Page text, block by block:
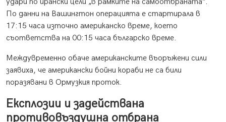
По данни на Вашингтон операцията е стартирала в
17:15 часа източно американско време, което
съответства на 00:15 часа българско време.
Междувременно обаче американските въоръжени сили
заявиха, че американски бойни кораби не са били
поразявани в Ормузкия проток.
Експлозии и задействана
противовъздушна отбрана